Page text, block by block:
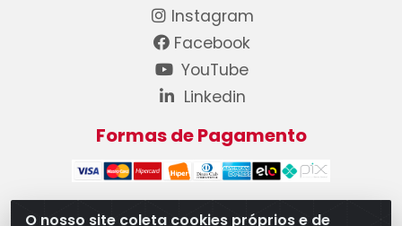
O nosso site coleta cookies próprios e de
Instagram
Facebook
YouTube
Linkedin
Formas de Pagamento